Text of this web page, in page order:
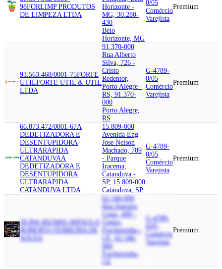
98FORLIMP PRODUTOS
DE LIMPEZA LTDA
Horizonte -
MG, 30.280-
430
Belo
Horizonte, MG
0/05
Comércio
Varejista
Premium
93.563.468/0001-75FORTE
UTILFORTE UTIL & UTIL
LTDA
91.370-000
Rua Alberto
Silva, 726 -
Cristo
Redentor,
Porto Alegre -
RS, 91.370-
000
Porto Alegre,
RS
G-4789-
0/05
Comércio
Varejista
Premium
66.873.472/0001-67A
DEDETIZADORA E
DESENTUPIDORA
ULTRARAPIDA
CATANDUVAA
DEDETIZADORA E
DESENTUPIDORA
ULTRARAPIDA
CATANDUVA LTDA
15.809-000
Avenida Eng
Jose Nelson
Machado, 789
- Parque
Iracema,
Catanduva -
SP, 15.809-000
Catanduva, SP
G-4789-
0/05
Comércio
Varejista
Premium
58.894.492/0001-96PAULO
ROBERTO FERREIRA DE
SOUSA
62.340-000
Rua Antonio
Costa, 499 -
Centro,
Frecheirinha -
CE, 62.340-
000
Frecheirinha,
G-4789-
Comércio
Varejista
Premium